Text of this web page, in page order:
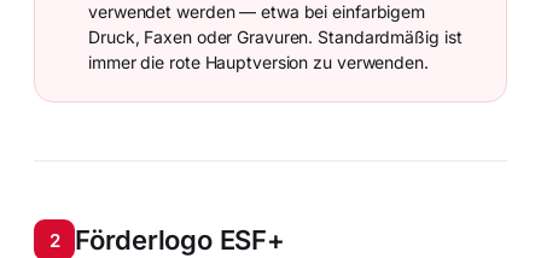
verwendet werden — etwa bei einfarbigem
Druck, Faxen oder Gravuren. Standardmäßig ist
immer die rote Hauptversion zu verwenden.
2 Förderlogo ESF+